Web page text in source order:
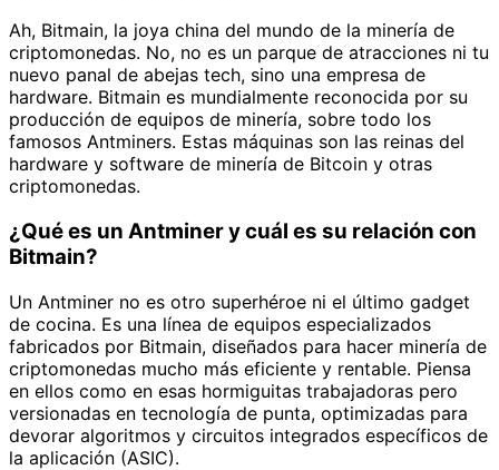
Ah, Bitmain, la joya china del mundo de la minería de
criptomonedas. No, no es un parque de atracciones ni tu
nuevo panal de abejas tech, sino una empresa de
hardware. Bitmain es mundialmente reconocida por su
producción de equipos de minería, sobre todo los
famosos Antminers. Estas máquinas son las reinas del
hardware y software de minería de Bitcoin y otras
criptomonedas.
¿Qué es un Antminer y cuál es su relación con
Bitmain?
Un Antminer no es otro superhéroe ni el último gadget
de cocina. Es una línea de equipos especializados
fabricados por Bitmain, diseñados para hacer minería de
criptomonedas mucho más eficiente y rentable. Piensa
en ellos como en esas hormiguitas trabajadoras pero
versionadas en tecnología de punta, optimizadas para
devorar algoritmos y circuitos integrados específicos de
la aplicación (ASIC).